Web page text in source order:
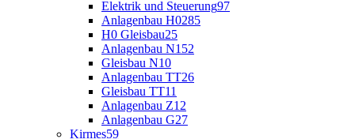
Elektrik und Steuerung97
Anlagenbau H0285
H0 Gleisbau25
Anlagenbau N152
Gleisbau N10
Anlagenbau TT26
Gleisbau TT11
Anlagenbau Z12
Anlagenbau G27
Kirmes59